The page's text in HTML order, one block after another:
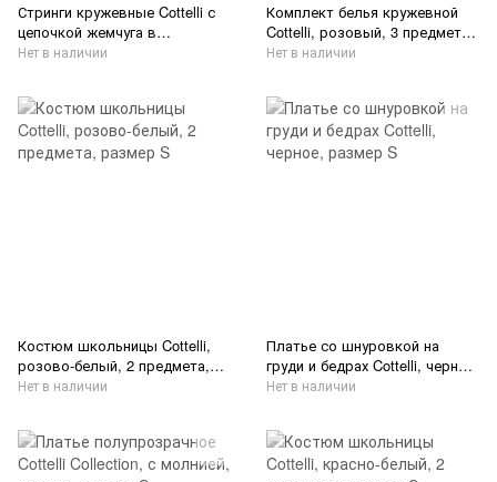
Стринги кружевные Cottelli с
цепочкой жемчуга в
открытом доступе для
Нет в наличии
Комплект белья кружевной
Cottelli, розовый, 3 предмета,
размер S/M
Нет в наличии
Костюм школьницы Cottelli,
розово-белый, 2 предмета,
размер S
Нет в наличии
Платье со шнуровкой на
груди и бедрах Cottelli, черное,
размер S
Нет в наличии